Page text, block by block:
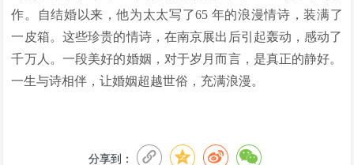
作。自结婚以来，他为太太写了65 年的浪漫情诗，装满了
一皮箱。这些珍贵的情诗，在南京展出后引起轰动，感动了
千万人。一段美好的婚姻，对于岁月而言，是真正的静好。
一生与诗相伴，让婚姻超越世俗，充满浪漫。
分享到：